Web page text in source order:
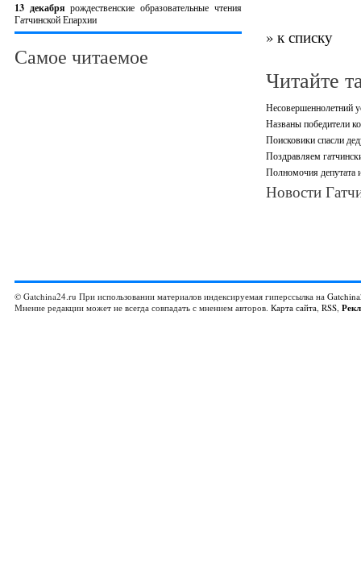
13 декабрярождественские образовательные чтения
Гатчинской Епархии
Самое читаемое
» к списку
Читайте
Несовершеннолетний
Названы победители
Поисковики спасли
Поздравляем
Полномочия депутата
Новости
© Gatchina24.ru При использовании материалов индексируемая гиперссылка на
Мнение редакции может не всегда совпадать с мнением авторов. Карта сайта, RSS,